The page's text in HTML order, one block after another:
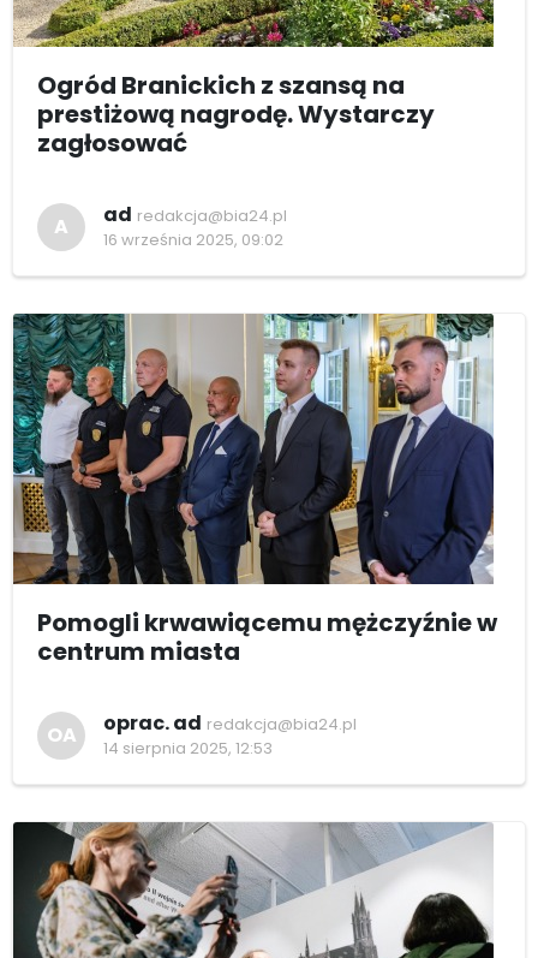
Ogród Branickich z szansą na
prestiżową nagrodę. Wystarczy
zagłosować
A ad redakcja@bia24.pl
16 września 2025, 09:02
Pomogli krwawiącemu mężczyźnie w
centrum miasta
OA oprac. ad redakcja@bia24.pl
14 sierpnia 2025, 12:53